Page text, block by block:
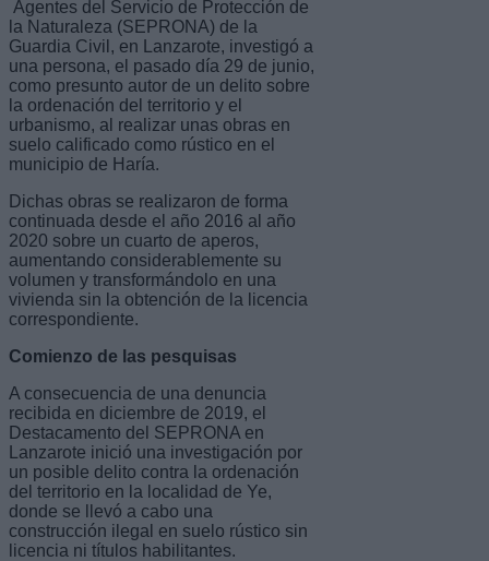
Agentes del Servicio de Protección de
la Naturaleza (SEPRONA) de la
Guardia Civil, en Lanzarote, investigó a
una persona, el pasado día 29 de junio,
como presunto autor de un delito sobre
la ordenación del territorio y el
urbanismo, al realizar unas obras en
suelo calificado como rústico en el
municipio de Haría.
Dichas obras se realizaron de forma
continuada desde el año 2016 al año
2020 sobre un cuarto de aperos,
aumentando considerablemente su
volumen y transformándolo en una
vivienda sin la obtención de la licencia
correspondiente.
Comienzo de las pesquisas
A consecuencia de una denuncia
recibida en diciembre de 2019, el
Destacamento del SEPRONA en
Lanzarote inició una investigación por
un posible delito contra la ordenación
del territorio en la localidad de Ye,
donde se llevó a cabo una
construcción ilegal en suelo rústico sin
licencia ni títulos habilitantes.